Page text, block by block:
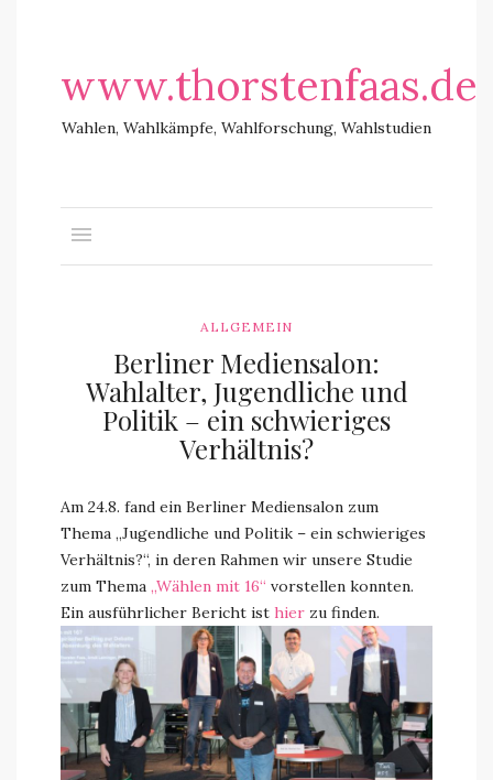
www.thorstenfaas.de
Wahlen, Wahlkämpfe, Wahlforschung, Wahlstudien
ALLGEMEIN
Berliner Mediensalon:
Wahlalter, Jugendliche und
Politik – ein schwieriges
Verhältnis?
Am 24.8. fand ein Berliner Mediensalon zum
Thema „Jugendliche und Politik – ein schwieriges
Verhältnis?“, in deren Rahmen wir unsere Studie
zum Thema „Wählen mit 16“ vorstellen konnten.
Ein ausführlicher Bericht ist hier zu finden.
THORSTEN
FAAS